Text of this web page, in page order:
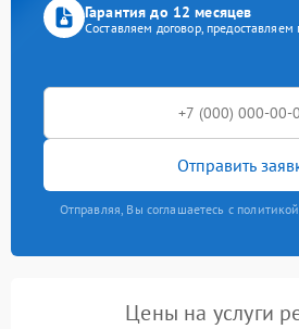
Гарантия до 12 месяцев
Составляем договор, предоставляем
Отправить
Отправляя, Вы соглашаетесь с
Цены на услуги